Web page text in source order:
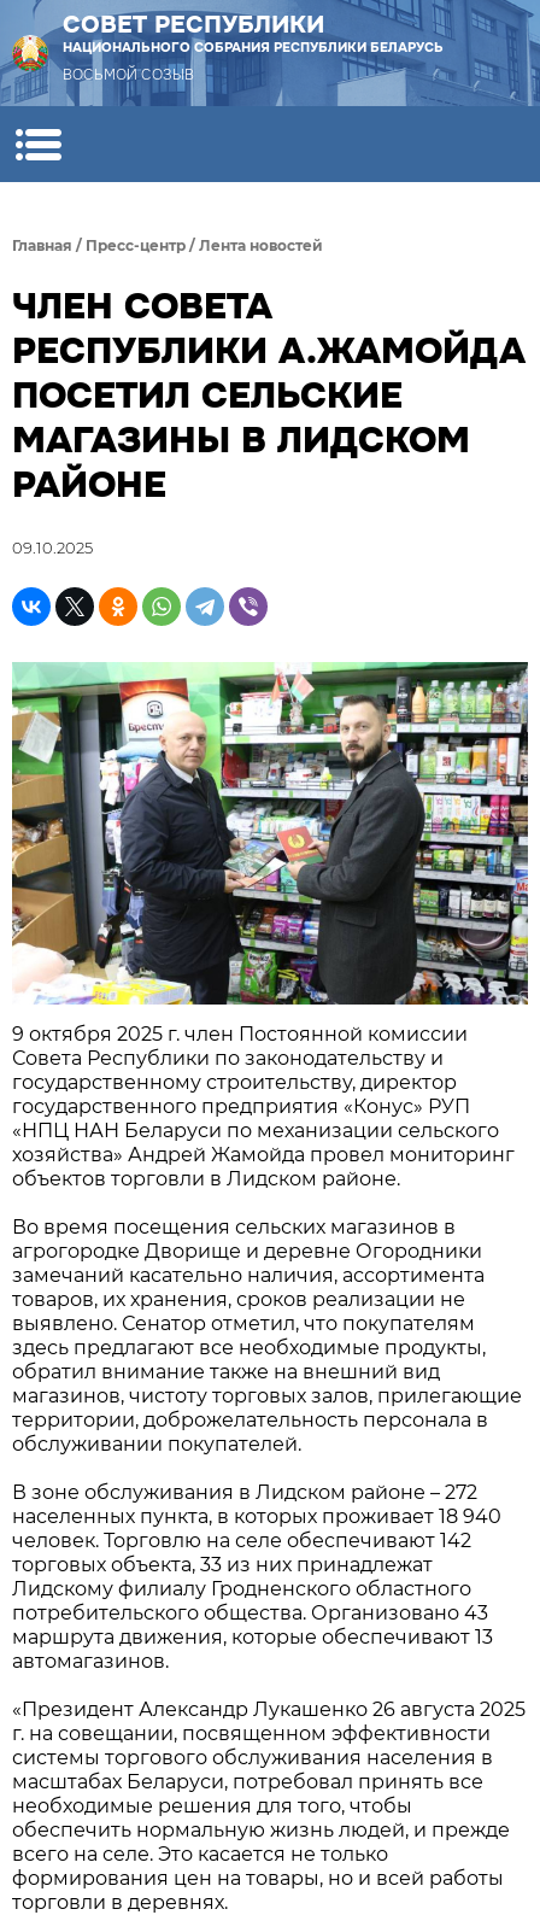
СОВЕТ РЕСПУБЛИКИ
НАЦИОНАЛЬНОГО СОБРАНИЯ РЕСПУБЛИКИ БЕЛАРУСЬ
ВОСЬМОЙ СОЗЫВ
Главная / Пресс-центр / Лента новостей
ЧЛЕН СОВЕТА
РЕСПУБЛИКИ А.ЖАМОЙДА
ПОСЕТИЛ СЕЛЬСКИЕ
МАГАЗИНЫ В ЛИДСКОМ
РАЙОНЕ
09.10.2025
9 октября 2025 г. член Постоянной комиссии
Совета Республики по законодательству и
государственному строительству, директор
государственного предприятия «Конус» РУП
«НПЦ НАН Беларуси по механизации сельского
хозяйства» Андрей Жамойда провел мониторинг
объектов торговли в Лидском районе.
Во время посещения сельских магазинов в
агрогородке Дворище и деревне Огородники
замечаний касательно наличия, ассортимента
товаров, их хранения, сроков реализации не
выявлено. Сенатор отметил, что покупателям
здесь предлагают все необходимые продукты,
обратил внимание также на внешний вид
магазинов, чистоту торговых залов, прилегающие
территории, доброжелательность персонала в
обслуживании покупателей.
В зоне обслуживания в Лидском районе – 272
населенных пункта, в которых проживает 18 940
человек. Торговлю на селе обеспечивают 142
торговых объекта, 33 из них принадлежат
Лидскому филиалу Гродненского областного
потребительского общества. Организовано 43
маршрута движения, которые обеспечивают 13
автомагазинов.
«Президент Александр Лукашенко 26 августа 2025
г. на совещании, посвященном эффективности
системы торгового обслуживания населения в
масштабах Беларуси, потребовал принять все
необходимые решения для того, чтобы
обеспечить нормальную жизнь людей, и прежде
всего на селе. Это касается не только
формирования цен на товары, но и всей работы
торговли в деревнях.